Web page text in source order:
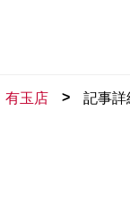
有玉店 > 記事詳